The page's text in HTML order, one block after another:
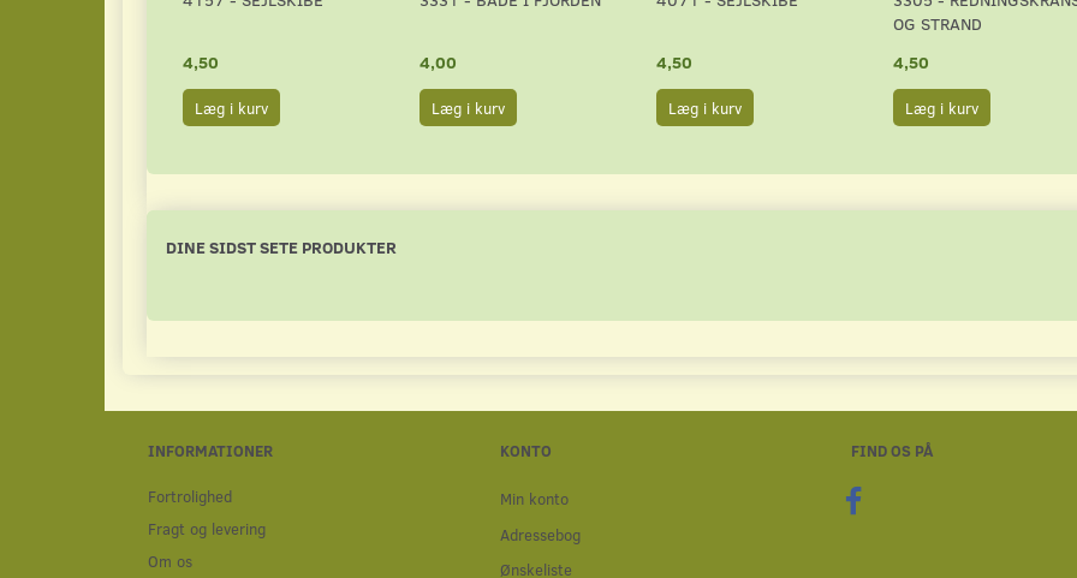
4,50
Læg i kurv
4,00
Læg i kurv
4,50
Læg i kurv
OG STRAND
4,50
Læg i kurv
DINE SIDST SETE PRODUKTER
INFORMATIONER
Fortrolighed
Fragt og levering
Om os
KONTO
Min konto
Adressebog
Ønskeliste
FIND OS PÅ